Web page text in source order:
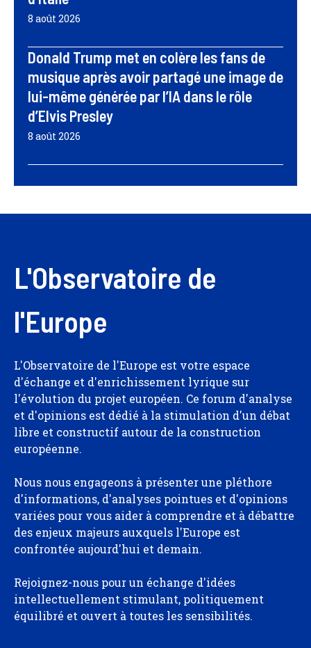
8 août 2026
Donald Trump met en colère les fans de
musique après avoir partagé une image de
lui-même générée par l’IA dans le rôle
d’Elvis Presley
8 août 2026
L'Observatoire de
l'Europe
L'Observatoire de l'Europe est votre espace
d'échange et d'enrichissement lyrique sur
l'évolution du projet européen. Ce forum d'analyse
et d'opinions est dédié à la stimulation d'un débat
libre et constructif autour de la construction
européenne.
Nous nous engageons à présenter une pléthore
d'informations, d'analyses pointues et d'opinions
variées pour vous aider à comprendre et à débattre
des enjeux majeurs auxquels l'Europe est
confrontée aujourd'hui et demain.
Rejoignez-nous pour un échange d'idées
intellectuellement stimulant, politiquement
équilibré et ouvert à toutes les sensibilités.